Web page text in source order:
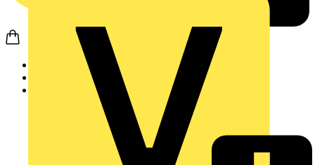
Schneider Electric